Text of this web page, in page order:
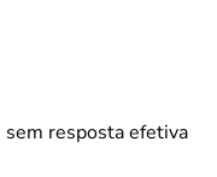
sem resposta efetiva